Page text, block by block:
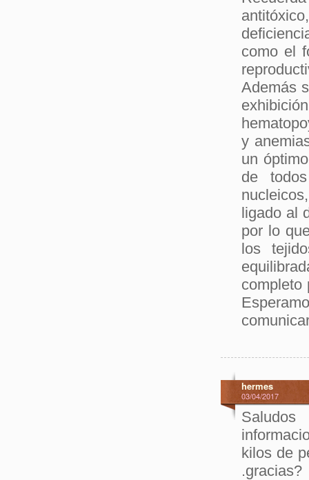
como el
Además
y
un
de
ligado al
por lo
los
completo
hermes
03/04/2017
Saludos
kilos de
.gracias?